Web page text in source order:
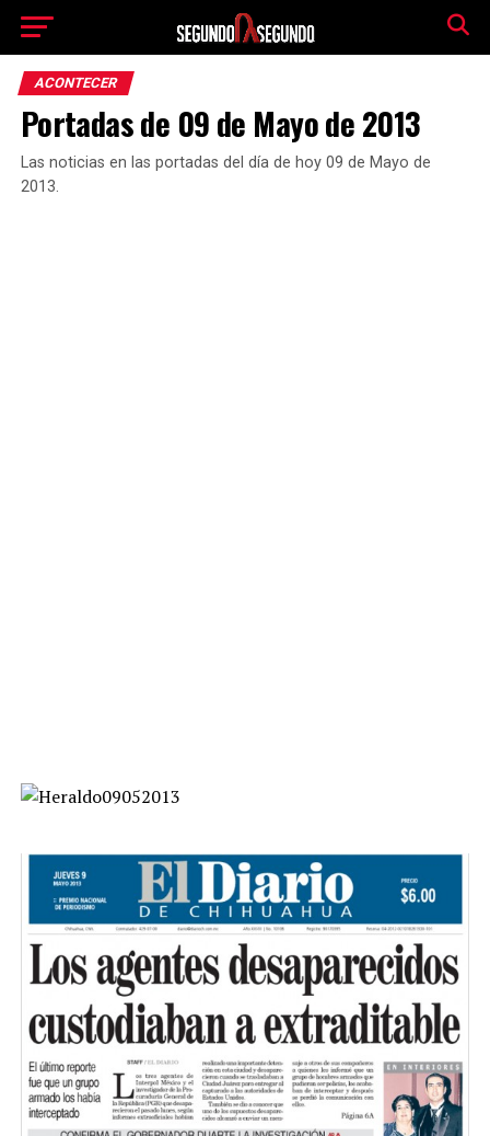
ACONTECER
Portadas de 09 de Mayo de 2013
Las noticias en las portadas del día de hoy 09 de Mayo de
2013.